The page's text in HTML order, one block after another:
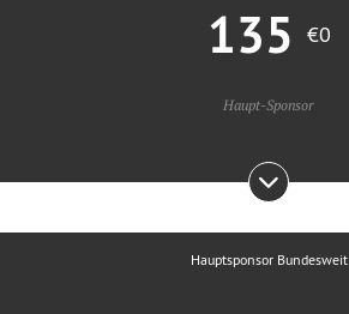
135 €0
Haupt-Sponsor
Hauptsponsor Bundesweit